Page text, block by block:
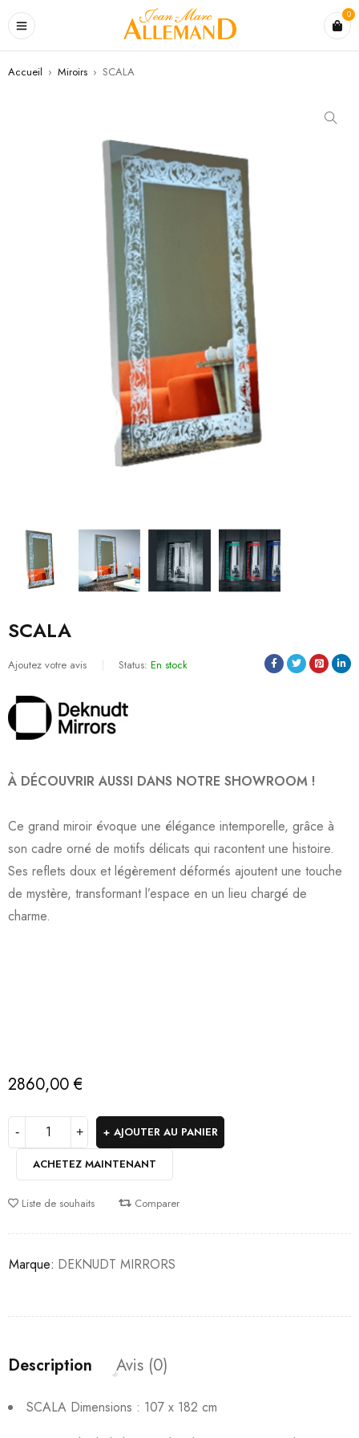
0
Accueil › Miroirs › SCALA
SCALA
Ajoutez votre avis Status: En stock
À DÉCOUVRIR AUSSI DANS NOTRE SHOWROOM !
Ce grand miroir évoque une élégance intemporelle, grâce à
son cadre orné de motifs délicats qui racontent une histoire.
Ses reflets doux et légèrement déformés ajoutent une touche
de mystère, transformant l’espace en un lieu chargé de
charme.
2860,00€
AJOUTER AU PANIER
ACHETEZ MAINTENANT
Liste de souhaits Comparer
Marque: DEKNUDT MIRRORS
Description Avis (0)
SCALA Dimensions : 107 x 182 cm